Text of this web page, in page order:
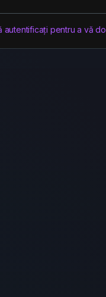
autentificați pentru a vă